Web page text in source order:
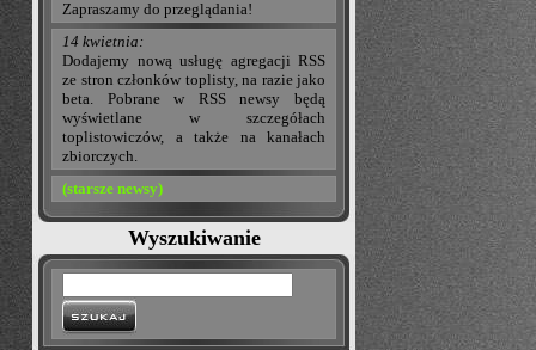
Zapraszamy do przeglądania!
14 kwietnia:
Dodajemy nową usługę agregacji RSS
ze stron członków toplisty, na razie jako
beta. Pobrane w RSS newsy będą
wyświetlane w szczegółach
toplistowiczów, a także na kanałach
zbiorczych.
(starsze newsy)
Wyszukiwanie